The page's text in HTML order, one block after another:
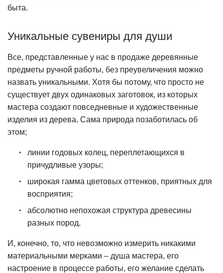
быта.
Уникальные сувениры для души
Все, представленные у нас в продаже деревянные
предметы ручной работы, без преувеличения можно
назвать уникальными. Хотя бы потому, что просто не
существует двух одинаковых заготовок, из которых
мастера создают повседневные и художественные
изделия из дерева. Сама природа позаботилась об
этом;
линии годовых колец, переплетающихся в
причудливые узоры;
широкая гамма цветовых оттенков, приятных для
восприятия;
абсолютно непохожая структура древесины
разных пород.
И, конечно, то, что невозможно измерить никакими
материальными мерками – душа мастера, его
настроение в процессе работы, его желание сделать